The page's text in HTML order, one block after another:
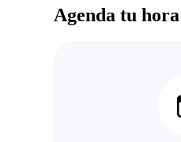
Agenda tu hora